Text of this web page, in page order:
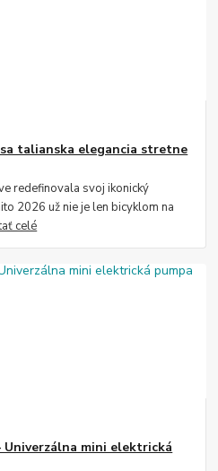
talianska elegancia stretne
redefinovala svoj ikonický
2026 už nie je len bicyklom na
celé
Univerzálna mini elektrická